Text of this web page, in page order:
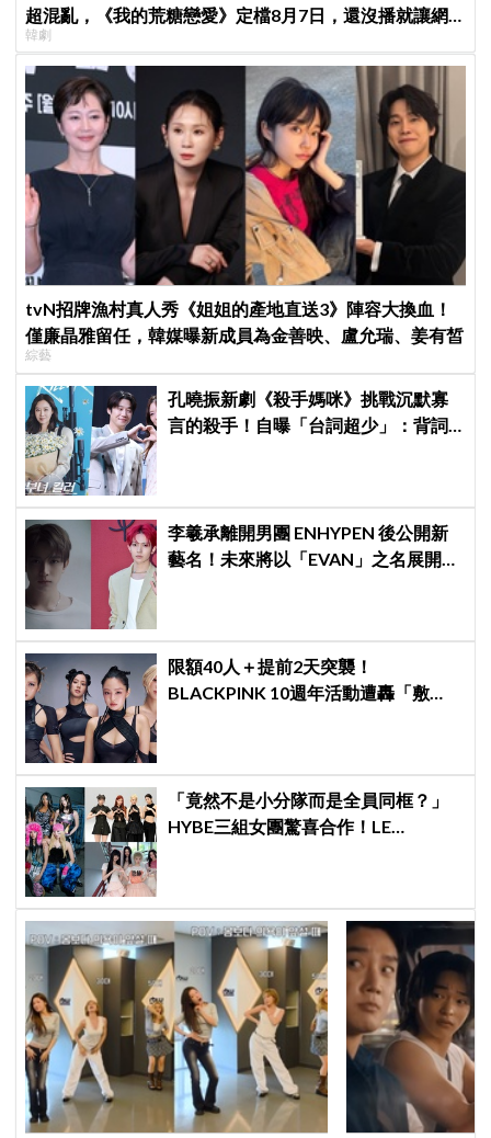
超混亂，《我的荒糖戀愛》定檔8月7日，還沒播就讓網
友瘋猜結局
韓劇
tvN招牌漁村真人秀《姐姐的產地直送3》陣容大換血！
僅廉晶雅留任，韓媒曝新成員為金善映、盧允瑞、姜有皙
綜藝
孔曉振新劇《殺手媽咪》挑戰沉默寡
言的殺手！自曝「台詞超少」：背詞
李羲承離開男團 ENHYPEN 後公開新
藝名！未來將以「EVAN」之名展開
限額40人＋提前2天突襲！
BLACKPINK 10週年活動遭轟「敷
「竟然不是小分隊而是全員同框？」
HYBE三組女團驚喜合作！LE